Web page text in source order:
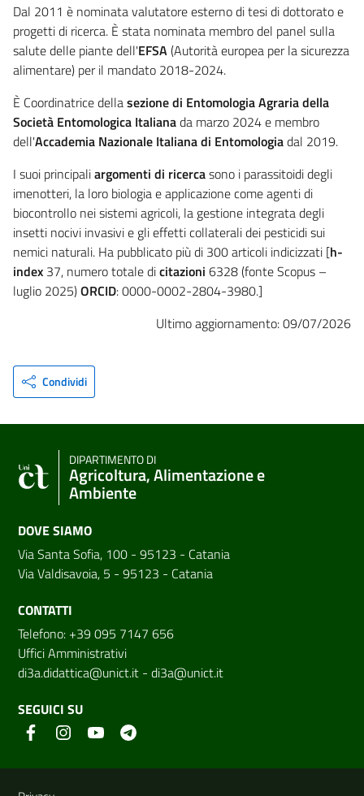
Dal 2011 è nominata valutatore esterno di tesi di dottorato e
progetti di ricerca. È stata nominata membro del panel sulla
salute delle piante dell'EFSA(Autorità europea per la sicurezza
alimentare) per il mandato 2018-2024.
È Coordinatrice dellasezione di Entomologia Agraria della
Società Entomologica Italianada marzo 2024 e membro
dell'Accademia Nazionale Italiana di Entomologiadal 2019.
I suoi principaliargomenti di ricercasono i parassitoidi degli
imenotteri, la loro biologia e applicazione come agenti di
biocontrollo nei sistemi agricoli, la gestione integrata degli
insetti nocivi invasivi e gli effetti collaterali dei pesticidi sui
nemici naturali. Ha pubblicato più di 300 articoli indicizzati [h-
index 37, numero totale dicitazioni 6328 (fonte Scopus –
luglio 2025)ORCID: 0000-0002-2804-3980.]
Ultimo aggiornamento: 09/07/2026
Condividi
DIPARTIMENTO DI
Agricoltura, Alimentazione e
Ambiente
DOVE SIAMO
Via Santa Sofia, 100 - 95123 - Catania
Via Valdisavoia, 5 - 95123 - Catania
CONTATTI
Telefono: +39 095 7147 656
Uffici Amministrativi
di3a.didattica@unict.it - di3a@unict.it
SEGUICI SU
Link e informazioni utili